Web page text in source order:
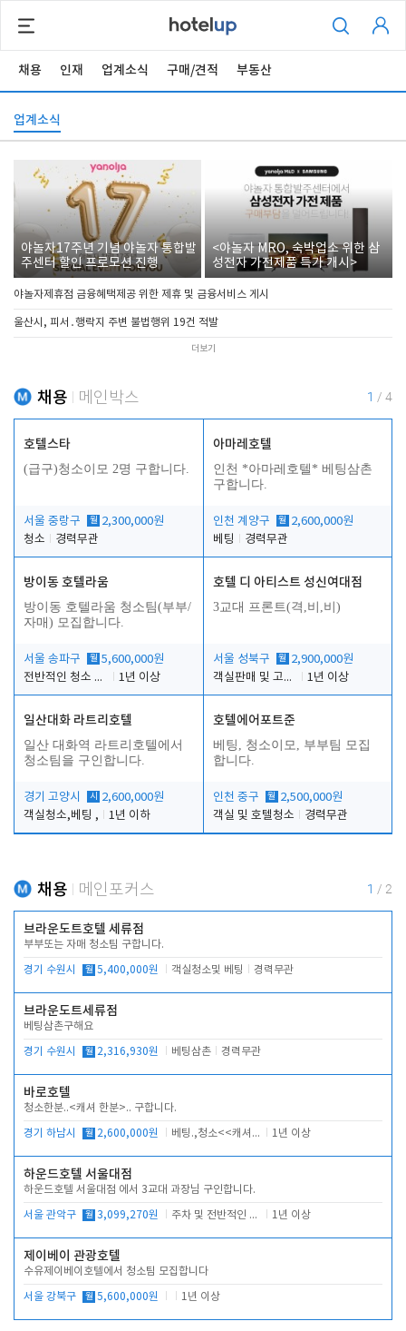
채용 인재 업계소식 구매/견적 부동산
업계소식
야놀자17주년 기념 야놀자 통합발
주센터 할인 프로모션 진행
<야놀자 MRO, 숙박업소 위한 삼
성전자 가전제품 특가 개시>
야놀자제휴점 금융혜택제공 위한 제휴 및 금융서비스 게시
울산시, 피서․행락지 주변 불법행위 19건 적발
더보기
채용 메인박스 1 / 4
호텔스타
(급구)청소이모 2명 구합니다.
서울 중랑구 월 2,300,000원
청소
경력무관
아마레호텔
인천 *아마레호텔* 베팅삼촌
구합니다.
인천 계양구 월 2,600,000원
베팅
경력무관
방이동 호텔라움
방이동 호텔라움 청소팀(부부/
자매) 모집합니다.
서울 송파구 월 5,600,000원
전반적인 청소 업무(객실청소.객실정리)
1년 이상
호텔 디 아티스트 성신여대점
3교대 프론트(격,비,비)
서울 성북구 월 2,900,000원
객실판매 및 고객응대
1년 이상
일산대화 라트리호텔
일산 대화역 라트리호텔에서
청소팀을 구인합니다.
경기 고양시 시
2,600,000원
객실청소,베팅 ,
1년 이하
호텔에어포트준
베팅, 청소이모, 부부팀 모집
합니다.
인천 중구 월 2,500,000원
객실 및 호텔청소
경력무관
채용 메인포커스 1 / 2
브라운도트호텔 세류점
부부또는 자매 청소팀 구합니다.
경기 수원시 월 5,400,000원 객실청소및 베팅 경력무관
브라운도트세류점
베팅삼촌구해요
경기 수원시 월 2,316,930원 베팅삼촌 경력무관
바로호텔
청소한분..<캐셔 한분>.. 구합니다.
경기 하남시 월 2,600,000원 베팅.,청소<<캐셔 모셔봅니다. 1년 이상
하운드호텔 서울대점
하운드호텔 서울대점 에서 3교대 과장님 구인합니다.
서울 관악구 월 3,099,270원 주차 및 전반적인 당번업무 1년 이상
제이베이 관광호텔
수유제이베이호텔에서 청소팀 모집합니다
서울 강북구 월 5,600,000원 1년 이상